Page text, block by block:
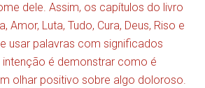
dele. Assim, os capítulos do livro
Amor, Luta, Tudo, Cura, Deus, Riso e
usar palavras com significados
intenção é demonstrar como é
olhar positivo sobre algo doloroso.